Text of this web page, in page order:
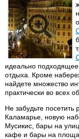
идеально
отдыха. Кроме
найдете множество
практически во всех
Не забудьте
Каламарье, новую
Мусикис, бары на
кафе и бары на